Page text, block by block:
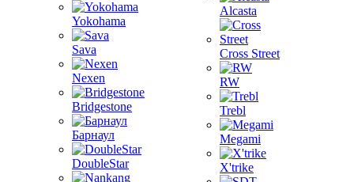
Yokohama
Sava
Nexen
Bridgestone
Барнаул
DoubleStar
Alcasta
Cross Street
RW
Trebl
Megami
X'trike